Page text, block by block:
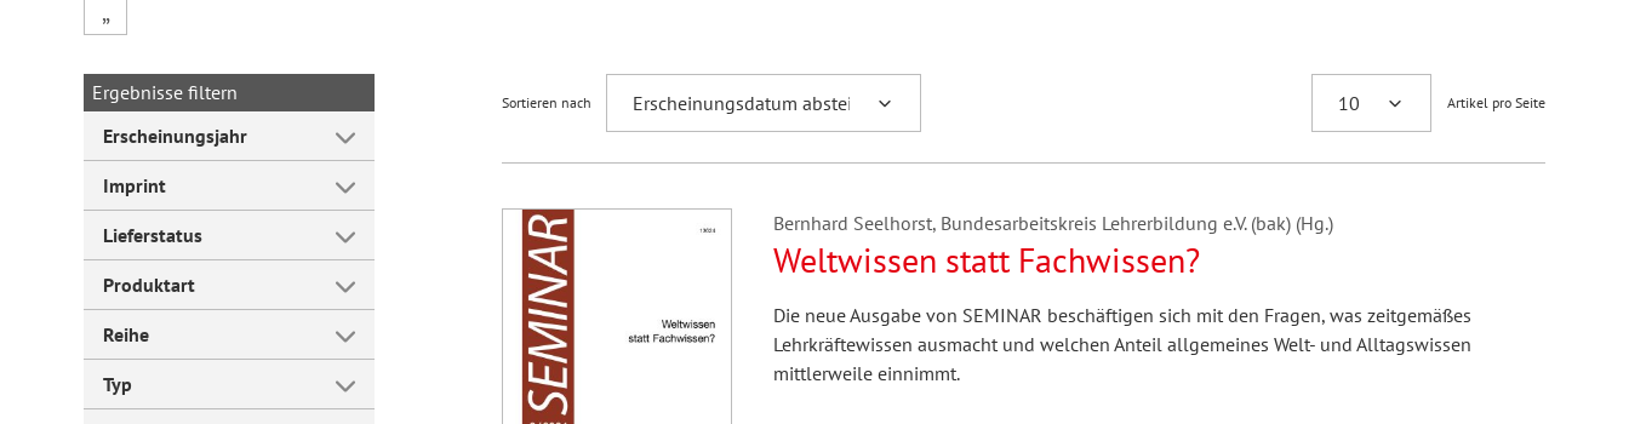
Forum Arbeitslehre
„
Ergebnisse filtern
Erscheinungsjahr
Imprint
Lieferstatus
Produktart
Reihe
Typ
Sortieren nach Artikel pro Seite
Bernhard Seelhorst, Bundesarbeitskreis Lehrerbildung e.V. (bak) (Hg.)
Weltwissen statt Fachwissen?
Die neue Ausgabe von SEMINAR beschäftigen sich mit den Fragen, was zeitgemäßes
Lehrkräftewissen ausmacht und welchen Anteil allgemeines Welt- und Alltagswissen
mittlerweile einnimmt.